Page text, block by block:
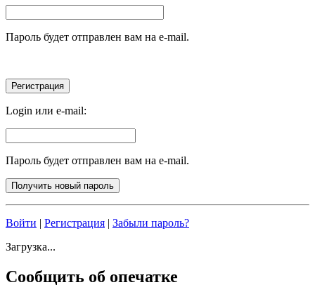
Пароль будет отправлен вам на e-mail.
Login или e-mail:
Пароль будет отправлен вам на e-mail.
Войти | Регистрация | Забыли пароль?
Загрузка...
Сообщить об опечатке